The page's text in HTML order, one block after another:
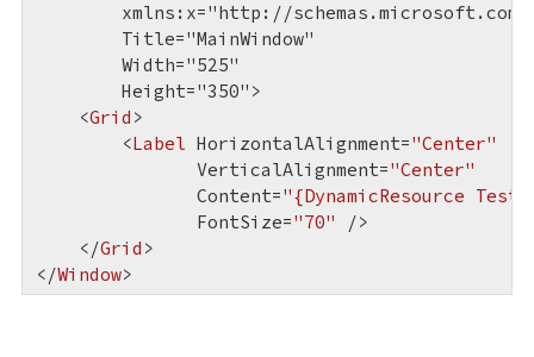
xmlns:x="http://
        Title="MainWindow"
        Width="525"
        Height="350">
<Grid >
<Label HorizontalAlignment="Center"
VerticalAlignment="Center"
Content="{DynamicResource
FontSize="70"
/>
</Grid >
</Window>